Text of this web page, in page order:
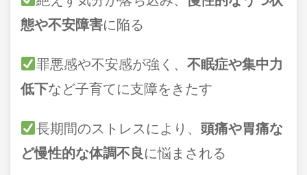
態や不安障害に陥る
罪悪感や不安感が強く、 不眠症や集中力
低下など子育てに支障をきたす
長期間のストレスにより、 頭痛や胃痛な
ど慢性的な体調不良に悩まされる